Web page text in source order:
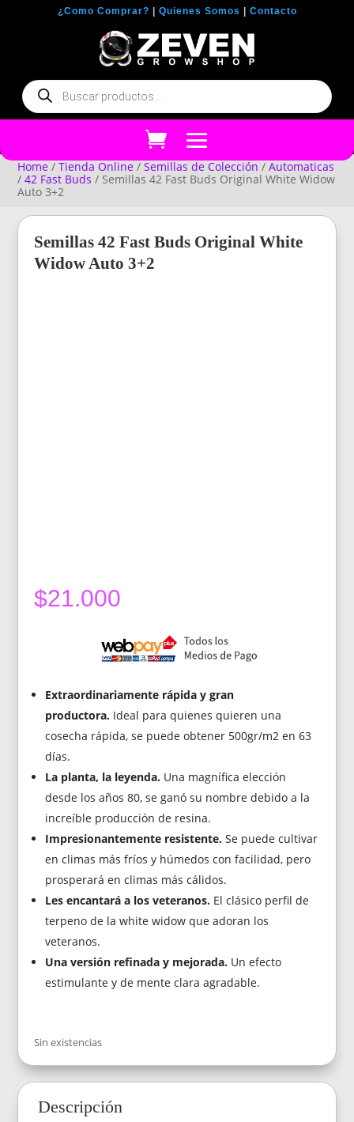
¿Como Comprar? Quienes Somos Contacto
Búsqueda
de
productos
Home /Tienda Online /Semillas de Colección /Automaticas
/42 Fast Buds / Semillas 42 Fast Buds Original White Widow
Auto 3+2
Semillas 42 Fast Buds Original White
Widow Auto 3+2
$21.000
Extraordinariamente rápida y gran
productora. Ideal para quienes quieren una
cosecha rápida, se puede obtener 500gr/m2 en 63
días.
La planta, la leyenda. Una magnífica elección
desde los años 80, se ganó su nombre debido a la
increíble producción de resina.
Impresionantemente resistente. Se puede cultivar
en climas más fríos y húmedos con facilidad, pero
prosperará en climas más cálidos.
Les encantará a los veteranos. El clásico perfil de
terpeno de la white widow que adoran los
veteranos.
Una versión refinada y mejorada. Un efecto
estimulante y de mente clara agradable.
Sin existencias
Descripción